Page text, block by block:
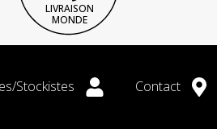
LIVRAISON
MONDE
Stockistes Contact